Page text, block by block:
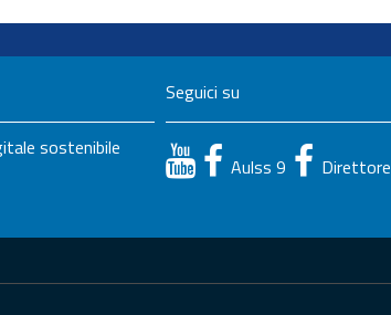
sostenibile
Seguici su
Aulss 9 Direttore